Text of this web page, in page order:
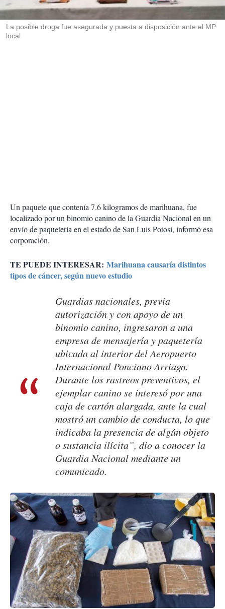
i
La posible droga fue asegurada y puesta a disposición ante el MP
local
Un paquete que contenía 7.6 kilogramos de marihuana, fue
localizado por un binomio canino de la Guardia Nacional en un
envío de paquetería en el estado de San Luis Potosí, informó esa
corporación.
TE PUEDE INTERESAR: Marihuana causaría distintos
tipos de cáncer, según nuevo estudio
Guardias nacionales, previa
autorización y con apoyo de un
binomio canino, ingresaron a una
empresa de mensajería y paquetería
ubicada al interior del Aeropuerto
Internacional Ponciano Arriaga.
Durante los rastreos preventivos, el
ejemplar canino se interesó por una
caja de cartón alargada, ante la cual
mostró un cambio de conducta, lo que
indicaba la presencia de algún objeto
o sustancia ilícita”, dio a conocer la
Guardia Nacional mediante un
comunicado.